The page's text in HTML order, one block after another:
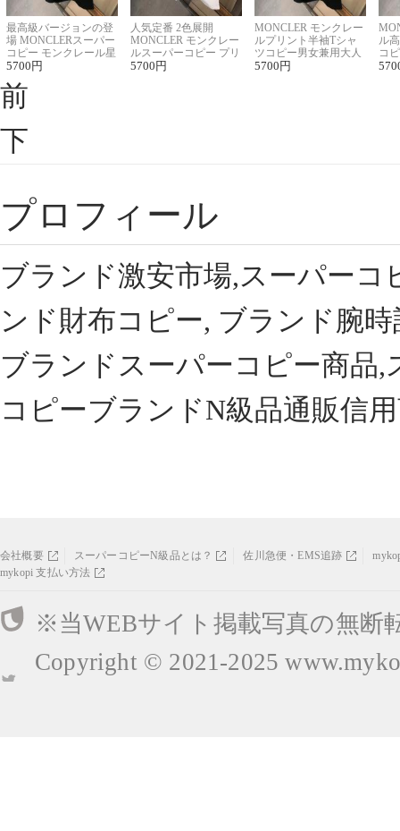
最高級バージョンの登
場 MONCLERスーパー
コピー モンクレール星
座半袖Tシャツ
5700 円
人気定番 2色展開
MONCLER モンクレー
ルスーパーコピー プリ
ント半袖Tシャツ
5700 円
MONCLER モンクレー
ルプリント半袖Tシャ
ツコピー男女兼用大人
可愛い春夏コーデ
5700 円
ル
コ
ィ
前
下
プロフィール
ブランド激安市場,スーパー
ンド財布コピー, ブランド腕
ブランドスーパーコピー商品
コピーブランドN級品通販信
会社概要 スーパーコピーN級品とは？ 佐川急便・EMS追跡
mykopi 支払い方法
※当WEBサイト掲載写真の無断
Copyright © 2021-2025